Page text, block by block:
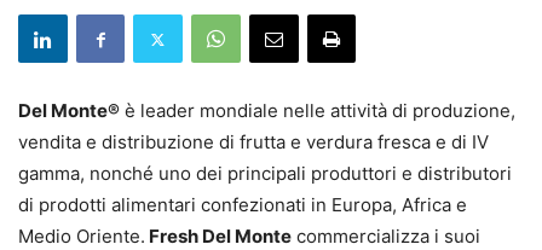
Del Monte® è leader mondiale nelle attività di produzione,
vendita e distribuzione di frutta e verdura fresca e di IV
gamma, nonché uno dei principali produttori e distributori
di prodotti alimentari confezionati in Europa, Africa e
Medio Oriente. Fresh Del Monte commercializza i suoi